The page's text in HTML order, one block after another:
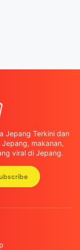
Jepang Terkini dan
makanan,
viral di Jepang.